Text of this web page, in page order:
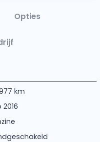
Opties
km
2016